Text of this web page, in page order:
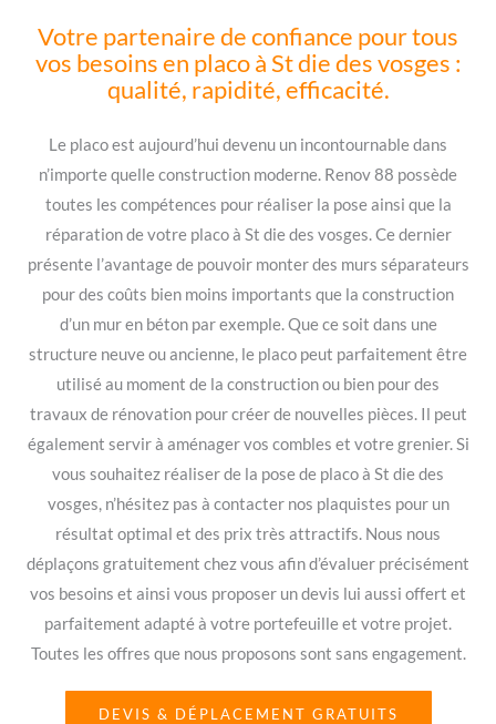
Votre partenaire de confiance pour tous
vos besoins en placo à St die des vosges :
qualité, rapidité, efficacité.
Le placo est aujourd’hui devenu un incontournable dans
n’importe quelle construction moderne. Renov 88 possède
toutes les compétences pour réaliser la pose ainsi que la
réparation de votre placo à St die des vosges. Ce dernier
présente l’avantage de pouvoir monter des murs séparateurs
pour des coûts bien moins importants que la construction
d’un mur en béton par exemple. Que ce soit dans une
structure neuve ou ancienne, le placo peut parfaitement être
utilisé au moment de la construction ou bien pour des
travaux de rénovation pour créer de nouvelles pièces. Il peut
également servir à aménager vos combles et votre grenier. Si
vous souhaitez réaliser de la pose de placo à St die des
vosges, n’hésitez pas à contacter nos plaquistes pour un
résultat optimal et des prix très attractifs. Nous nous
déplaçons gratuitement chez vous afin d’évaluer précisément
vos besoins et ainsi vous proposer un devis lui aussi offert et
parfaitement adapté à votre portefeuille et votre projet.
Toutes les offres que nous proposons sont sans engagement.
DEVIS & DÉPLACEMENT GRATUITS